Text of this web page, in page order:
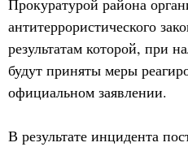
Прокуратурой района
антитеррористического
результатам которой, при
будут приняты меры
официальном заявлении.
В результате инцидента